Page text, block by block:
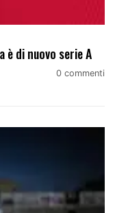
è di nuovo serie A
0 commenti